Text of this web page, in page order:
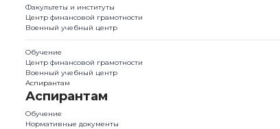
Факультеты и институты
Центр финансовой грамотности
Военный учебный центр
Обучение
Центр финансовой грамотности
Военный учебный центр
Аспирантам
Аспирантам
Обучение
Нормативные документы